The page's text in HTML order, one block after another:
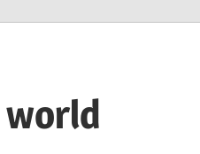
world